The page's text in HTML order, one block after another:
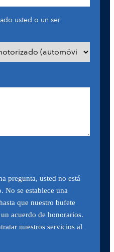
usted o un ser
pregunta, usted no está
No se establece una
que nuestro bufete
acuerdo de honorarios.
nuestros servicios al